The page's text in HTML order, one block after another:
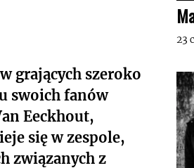
grających szeroko
swoich fanów
Eeckhout,
się w zespole,
związanych z
23